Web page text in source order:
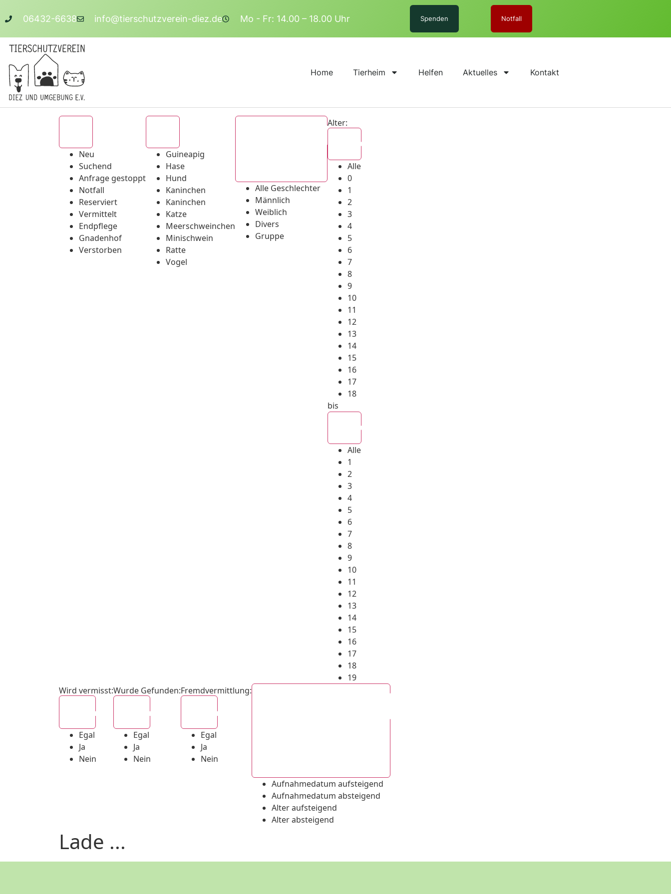
06432-6638 info@tierschutzverein-diez.de Mo - Fr: 14.00 – 18.00 Uhr Spenden Notfall
Home Tierheim Helfen Aktuelles Kontakt
Neu
Suchend
Anfrage gestoppt
Notfall
Reserviert
Vermittelt
Endpflege
Gnadenhof
Verstorben
Guineapig
Hase
Hund
Kaninchen
Kaninchen
Katze
Meerschweinchen
Minischwein
Ratte
Vogel
Alle Geschlechter
Männlich
Weiblich
Divers
Gruppe
Alter:
Alle
0
1
2
3
4
5
6
7
8
9
10
11
12
13
14
15
16
17
18
bis
Alle
1
2
3
4
5
6
7
8
9
10
11
12
13
14
15
16
17
18
19
Wird vermisst:
Egal
Ja
Nein
Wurde Gefunden:
Egal
Ja
Nein
Fremdvermittlung:
Egal
Ja
Nein
Aufnahmedatum aufsteigend
Aufnahmedatum absteigend
Alter aufsteigend
Alter absteigend
Lade ...